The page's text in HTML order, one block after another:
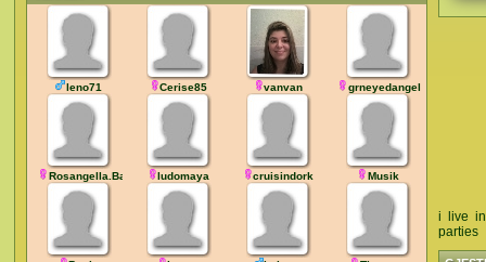
leno71 Cerise85 vanvan grneyedangel
Rosangella.Ba ludomaya cruisindork Musik
i live in
parties